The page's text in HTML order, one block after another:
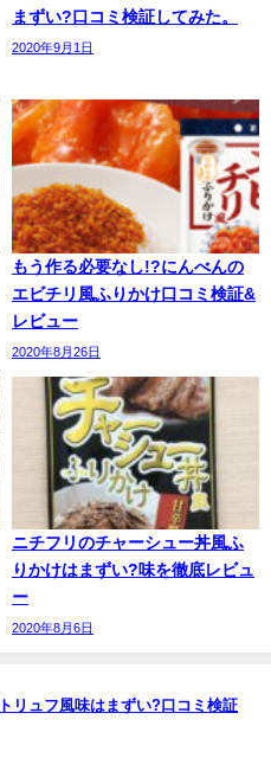
まずい?口コミ検証してみた。
2020年9月1日
もう作る必要なし!?にんべんの
エビチリ風ふりかけ口コミ検証&
レビュー
2020年8月26日
ニチフリのチャーシュー丼風ふ
りかけはまずい?味を徹底レビュ
ー
2020年8月6日
リュフ風味はまずい?口コミ検証